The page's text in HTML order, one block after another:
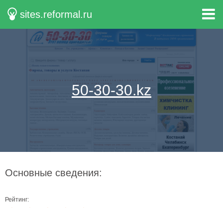
sites.reformal.ru
50-30-30.kz
Основные сведения:
Рейтинг: